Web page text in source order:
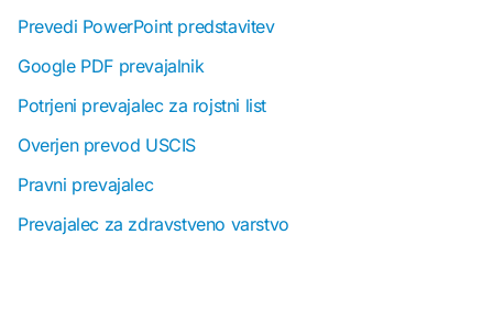
Prevedi PowerPoint predstavitev
Google PDF prevajalnik
Potrjeni prevajalec za rojstni list
Overjen prevod USCIS
Pravni prevajalec
Prevajalec za zdravstveno varstvo